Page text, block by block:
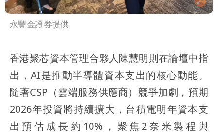
永豐金證券提供
香港聚芯資本管理合夥人陳慧明則在論壇中指
出，AI是推動半導體資本支出的核心動能。
隨著CSP（雲端服務供應商）競爭加劇，預期
2026年投資將持續擴大，台積電明年資本支
出預估成長約10%，聚焦2奈米製程與